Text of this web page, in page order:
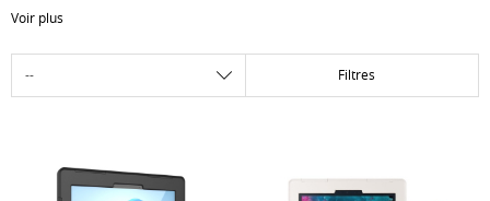
Voir plus
Filtres